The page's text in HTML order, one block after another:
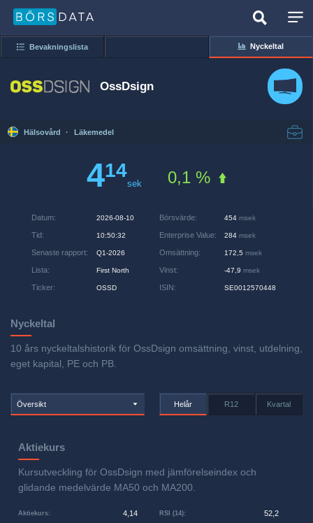
Bevakningslista Nyckeltal
OssDsign
Hälsovård · Läkemedel
414
sek 0,1 %
Datum: 2026-08-10
Tid: 10:50:32
Senaste rapport: Q1-2026
Lista: First North
Ticker: OSSD
Börsvärde: 454 msek
Enterprise Value: 284 msek
Omsättning: 172,5 msek
Vinst: -47,9 msek
ISIN: SE0012570448
Nyckeltal
10 års nyckeltalshistorik för OssDsign omsättning, vinst, utdelning,
eget kapital, PE och PB.
Översikt Helår R12 Kvartal
Aktiekurs
Kursutveckling för OssDsign med jämförelseindex och
glidande medelvärde MA50 och MA200.
Aktiekurs: 4,14 RSI (14): 52,2